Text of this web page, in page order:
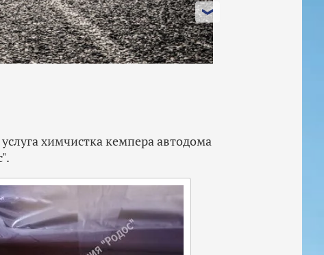
химчистка кемпера автодома